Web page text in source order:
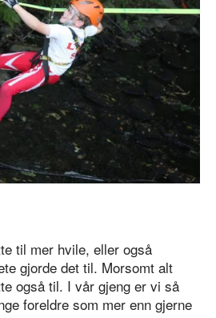
til mer hvile, eller også
gjorde det til. Morsomt alt
også til. I vår gjeng er vi så
foreldre som mer enn gjerne